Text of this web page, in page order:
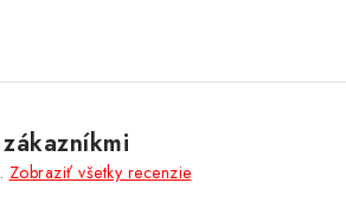
Zobraziť všetky recenzie